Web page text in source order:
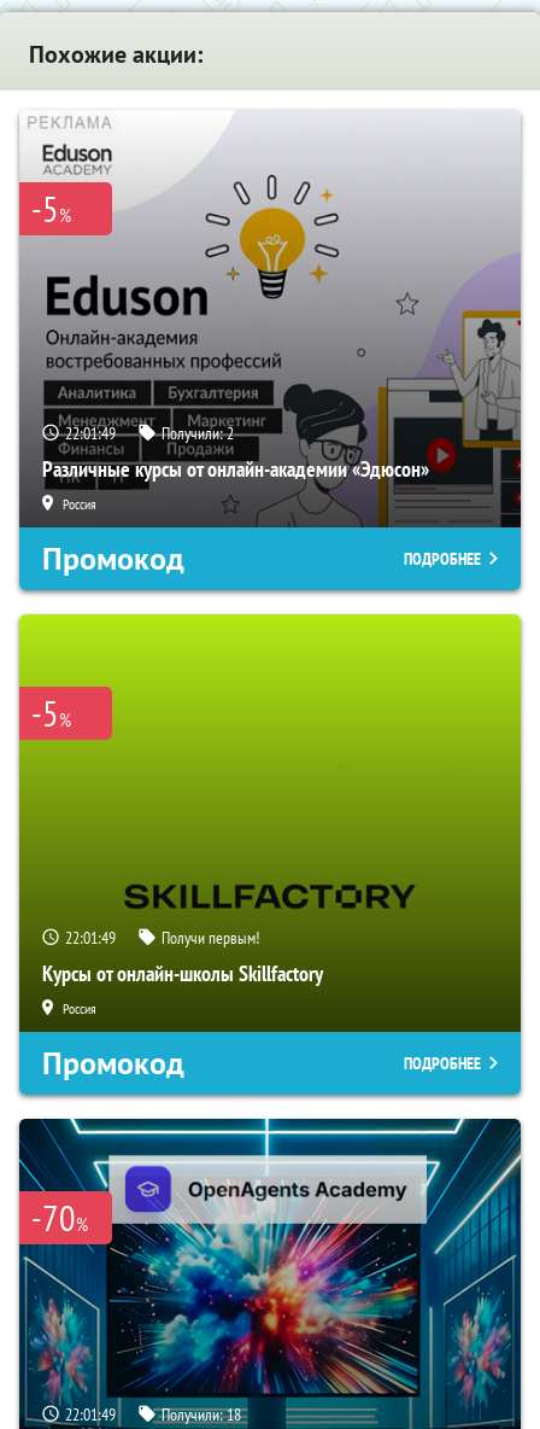
Похожие акции:
-5%
22:01:48 Получили:2
Различные курсы от онлайн-академии «Эдюсон»
Россия
Промокод ПОДРОБНЕЕ
-5%
22:01:48 Получи первым!
Курсы от онлайн-школы Skillfactory
Россия
Промокод ПОДРОБНЕЕ
-70%
22:01:48 Получили:18